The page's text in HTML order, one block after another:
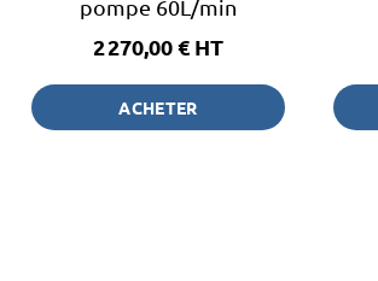
pompe 60L/min
2 270,00 € HT
ACHETER